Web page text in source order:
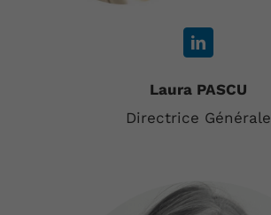
Laura PASCU
Directrice Générale